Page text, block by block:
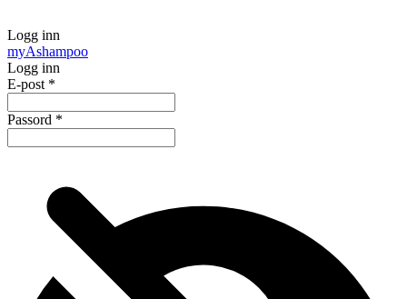
Logg inn
myAshampoo
Logg inn
E-post *
Passord *